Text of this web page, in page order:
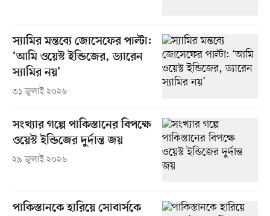
স্যামির মন্তব্যে জোসেফের পাল্টা:
‘আমি ওয়েস্ট ইন্ডিজের, ড্যারেন
স্যামির নয়’
৩১ জুলাই ২০২৬
সংখ্যার গল্পে পাকিস্তানের বিপক্ষে
ওয়েস্ট ইন্ডিজের দুর্দান্ত জয়
২৯ জুলাই ২০২৬
পাকিস্তানকে হারিয়ে সোবার্সকে